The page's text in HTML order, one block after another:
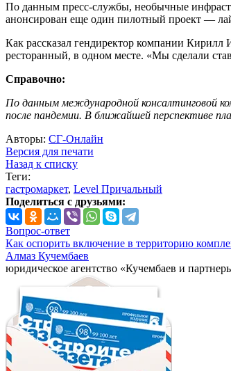
По данным пресс-службы, необычные
анонсирован еще один пилотный проект —
Как рассказал гендиректор компании
ресторанный, в одном месте. «Мы сделали
Справочно:
По данным международной консалтинговой
после пандемии. В ближайшей перспективе
Авторы: СГ-Онлайн
Версия для печати
Назад к списку
Теги:
гастромаркет, Level Причальный
Поделиться с друзьями:
Вопрос-ответ
Как оспорить включение в территорию
Алмаз Кучембаев
юридическое агентство «Кучембаев и